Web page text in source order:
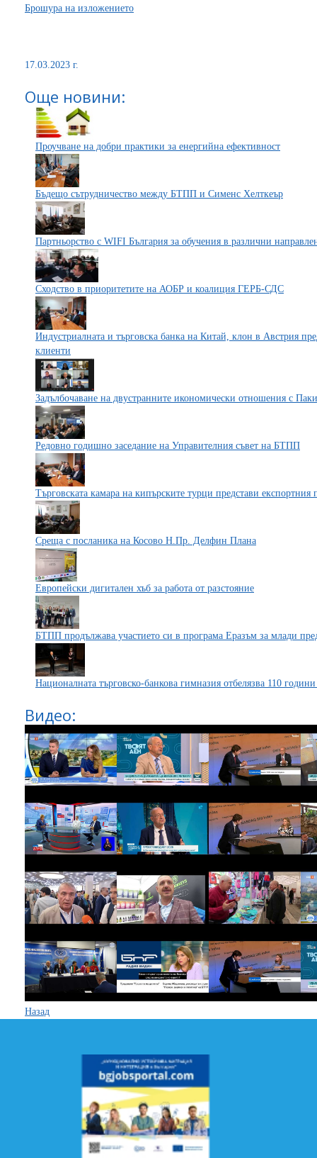
Брошура на изложението
17.03.2023 г.
Още новини:
Проучване на добри практики за енергийна ефективност
Бъдещо сътрудничество между БТПП и Сименс Хелткеър
Партньорство с WIFI България за обучения в различни
Сходство в приоритетите на АОБР и коалиция ГЕРБ-СДС
Индустриалната и търговска банка на Китай, клон в Австрия
клиенти
Задълбочаване на двустранните икономически отношения с
Редовно годишно заседание на Управителния съвет на БТПП
Търговската камара на кипърските турци представи експортния
Среща с посланика на Косово Н.Пр. Делфин Плана
Европейски дигитален хъб за работа от разстояние
БТПП продължава участието си в програма Еразъм за млади
Националната търговско-банкова гимназия отбелязва 110
Видео:
Назад